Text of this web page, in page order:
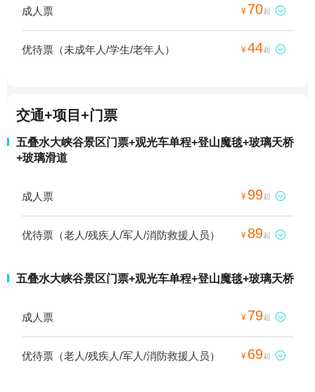
成人票 ¥ 70起 
优待票（未成年人/学生/老年人） ¥44起 
交通+项目+门票
五叠水大峡谷景区门票+观光车单程+登山魔毯+玻璃天桥
+玻璃滑道
成人票 ¥ 99起 
优待票（老人/残疾人/军人/消防救援人员） ¥ 89起 
五叠水大峡谷景区门票+观光车单程+登山魔毯+玻璃天桥
成人票 ¥ 79起 
优待票（老人/残疾人/军人/消防救援人员） ¥ 69起 